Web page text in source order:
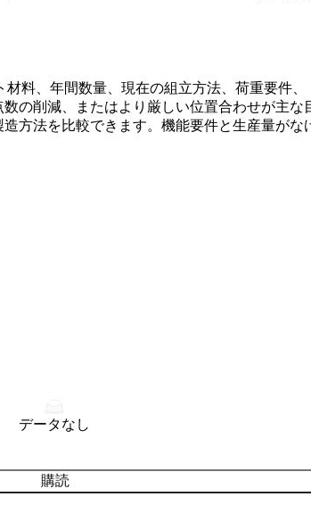
料、年間数量、現在の組立方法、荷重要件
削減、またはより厳しい位置合わせが主な
方法を比較できます。機能要件と生産量が
データなし
購読